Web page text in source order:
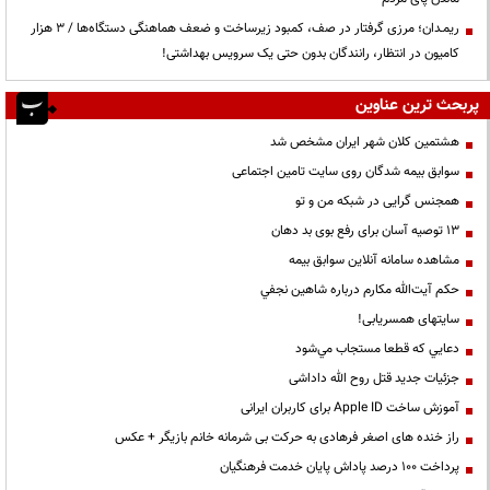
ریمـدان؛ مرزی گرفتار در صف، کمبود زیرساخت و ضعف هماهنگی دستگاه‌ها / ۳ هزار
کامیون در انتظار، رانندگان بدون حتی یک سرویس بهداشتی!
پربحث ترین عناوین
هشتمین کلان شهر ایران مشخص شد
سوابق بیمه شدگان روی سایت تامین اجتماعی
همجنس گرایی در شبکه من و تو
13 توصیه آسان برای رفع بوی بد دهان
مشاهده سامانه آنلاين سوابق بیمه
حكم آيت‌الله مكارم درباره شاهين نجفي
سایتهای همسریابی!
دعايي كه قطعا مستجاب مي‌شود
جزئیات جدید قتل روح الله داداشی
آموزش ساخت Apple ID برای کاربران ایرانی
راز خنده های اصغر فرهادی به حرکت بی شرمانه خانم بازیگر + عکس
پرداخت ۱۰۰ درصد پاداش پایان خدمت فرهنگیان